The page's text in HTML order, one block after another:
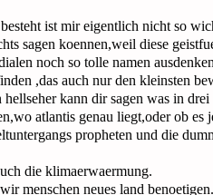
ist mir eigentlich nicht so
sagen koennen,weil diese
noch so tolle namen
,das auch nur den kleinsten
kann dir sagen was in
atlantis genau liegt,oder ob es
propheten und die
die klimaerwaermung.
menschen neues land benoetigen.